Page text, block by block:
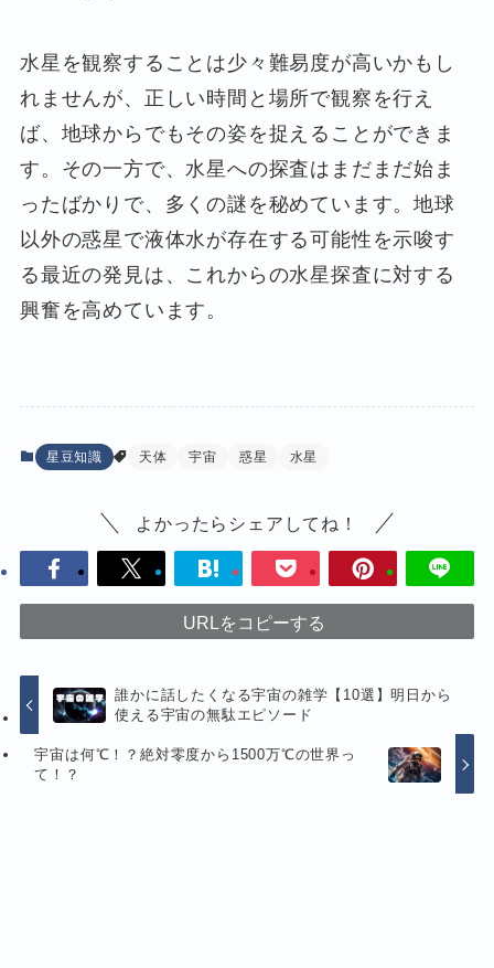
水星を観察することは少々難易度が高いかもし
れませんが、正しい時間と場所で観察を行え
ば、地球からでもその姿を捉えることができま
す。その一方で、水星への探査はまだまだ始ま
ったばかりで、多くの謎を秘めています。地球
以外の惑星で液体水が存在する可能性を示唆す
る最近の発見は、これからの水星探査に対する
興奮を高めています。
星豆知識 天体 宇宙 惑星 水星
よかったらシェアしてね！
URLをコピーする
誰かに話したくなる宇宙の雑学【10選】明日から
使える宇宙の無駄エピソード
宇宙は何℃！？絶対零度から1500万℃の世界っ
て！？